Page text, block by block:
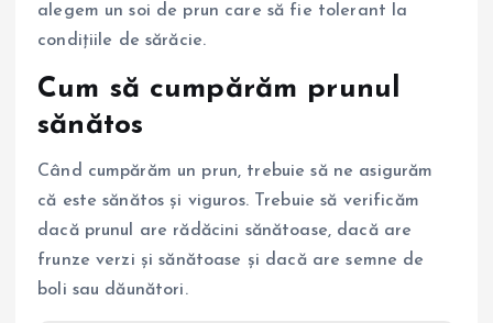
alegem un soi de prun care să fie tolerant la
condițiile de sărăcie.
Cum să cumpărăm prunul
sănătos
Când cumpărăm un prun, trebuie să ne asigurăm
că este sănătos și viguros. Trebuie să verificăm
dacă prunul are rădăcini sănătoase, dacă are
frunze verzi și sănătoase și dacă are semne de
boli sau dăunători.